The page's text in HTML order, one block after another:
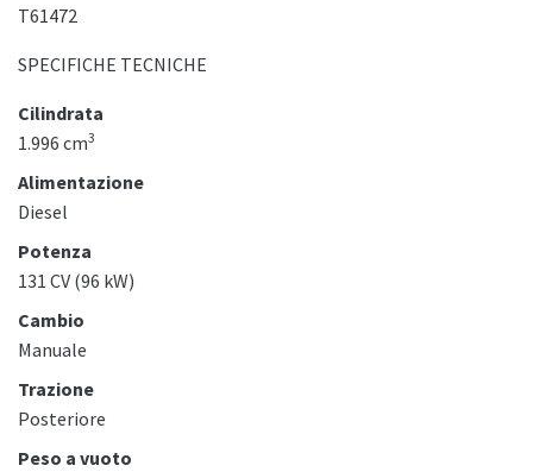
T61472
SPECIFICHE TECNICHE
Cilindrata
1.996 cm3
Alimentazione
Diesel
Potenza
131 CV (96 kW)
Cambio
Manuale
Trazione
Posteriore
Peso a vuoto